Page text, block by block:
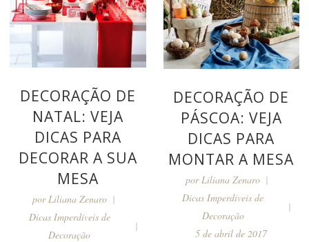
DECORAÇÃO DE
NATAL: VEJA
DICAS PARA
DECORAR A SUA
MESA
por Liliana Zenaro
Dicas Imperdíveis de
Decoração
DECORAÇÃO DE
PÁSCOA: VEJA
DICAS PARA
MONTAR A MESA
porLiliana Zenaro
Dicas Imperdíveis de
Decoração
5 de abril de 2017